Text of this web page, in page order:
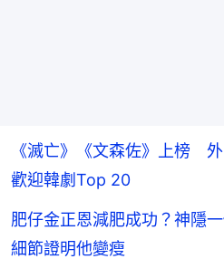
《滅亡》《文森佐》上榜
歡迎韓劇Top 20
肥仔金正恩減肥成功？神隱
細節證明他變瘦